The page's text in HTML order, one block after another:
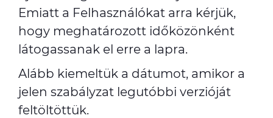
Emiatt a Felhasználókat arra kérjük,
hogy meghatározott időközönként
látogassanak el erre a lapra.
Alább kiemeltük a dátumot, amikor a
jelen szabályzat legutóbbi verzióját
feltöltöttük.